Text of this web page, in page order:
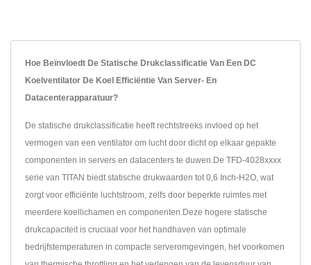
Hoe Beïnvloedt De Statische Drukclassificatie Van Een DC
Koelventilator De Koel Efficiëntie Van Server- En
Datacenterapparatuur?
De statische drukclassificatie heeft rechtstreeks invloed op het
vermogen van een ventilator om lucht door dicht op elkaar gepakte
componenten in servers en datacenters te duwen.De TFD-4028xxxx
serie van TITAN biedt statische drukwaarden tot 0,6 Inch-H2O, wat
zorgt voor efficiënte luchtstroom, zelfs door beperkte ruimtes met
meerdere koellichamen en componenten.Deze hogere statische
drukcapaciteit is cruciaal voor het handhaven van optimale
bedrijfstemperaturen in compacte serveromgevingen, het voorkomen